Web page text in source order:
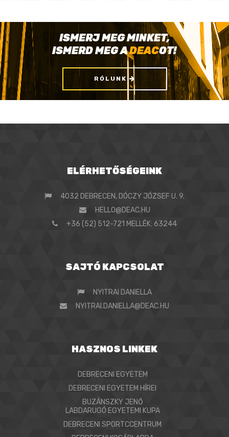
ISMERJ MEG MINKET,
ISMERD MEG ADEACOT!
RÓLUNK
ELÉRHETŐSÉGEINK
4032 DEBRECEN, DÓCZY JÓZSEF U. 9.
HELLO@DEAC.HU
+36 (52) 512-721 MELLÉK: 63244
SAJTÓ KAPCSOLAT
NYITRAI DANIELLA
NYITRAI.DANIELLA@DEAC.HU
HASZNOS LINKEK
DEBRECENI EGYETEM
DEBRECENI EGYETEM HÍREI
BUZÁNSZKY JENŐ
LABDARUGÓ EGYETEMI KUPA
DEBRECENI SPORTCCENTRUM